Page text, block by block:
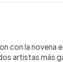
con la novena
artistas más